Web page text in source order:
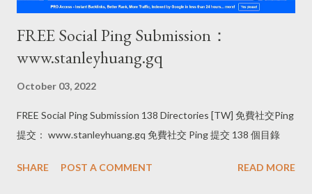
FREE Social Ping Submission：
www.stanleyhuang.gq
October 03, 2022
FREE Social Ping Submission 138 Directories [TW] 免費社交Ping
提交： www.stanleyhuang.gq 免費社交 Ping 提交 138 個目錄
SHARE POST A COMMENT READ MORE